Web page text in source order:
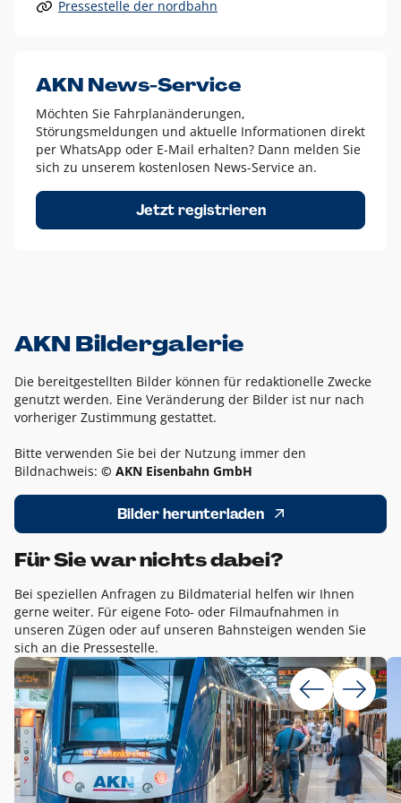
Alle anderen Logo-Varianten dürfen nur in Ausnahmefällen
Diese Ausnahmen sind zum Beispiel:
dem AKN Blau,
weißes Logo auf Fotohintergründen,
schwarzes Logo für reine Schwarz-Weiß-Umsetzungen
Um das Logo herum muss ein Schutzraum von jeweils einer
Höhe bzw. Breite des N aus AKN in alle Richtungen
Pressestelle der nordbahn
AKN News-Service
Möchten Sie Fahrplanänderungen,
Störungsmeldungen und aktuelle Informationen direkt
per WhatsApp oder E-Mail erhalten? Dann melden Sie
sich zu unserem kostenlosen News-Service an.
Jetzt registrieren
AKN Bildergalerie
Die bereitgestellten Bilder können für redaktionelle Zwecke
genutzt werden. Eine Veränderung der Bilder ist nur nach
vorheriger Zustimmung gestattet.
Bitte verwenden Sie bei der Nutzung immer den
Bildnachweis: © AKN Eisenbahn GmbH
Bilder herunterladen
Für Sie war nichts dabei?
Bei speziellen Anfragen zu Bildmaterial helfen wir Ihnen
gerne weiter. Für eigene Foto- oder Filmaufnahmen in
unseren Zügen oder auf unseren Bahnsteigen wenden Sie
sich an die Pressestelle.